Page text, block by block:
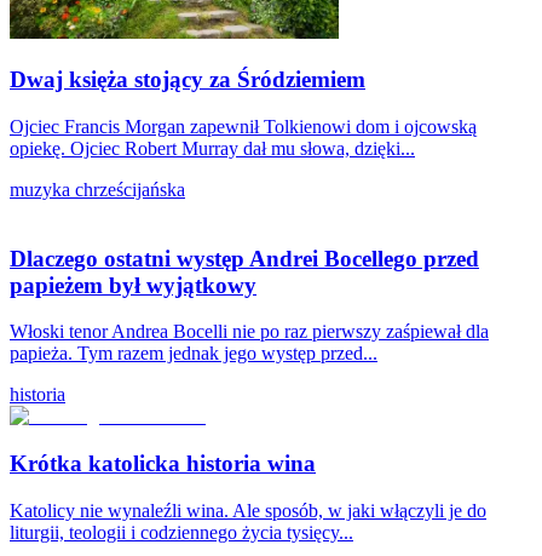
Dwaj księża stojący za Śródziemiem
Ojciec Francis Morgan zapewnił Tolkienowi dom i ojcowską
opiekę. Ojciec Robert Murray dał mu słowa, dzięki...
muzyka chrześcijańska
Dlaczego ostatni występ Andrei Bocellego przed
papieżem był wyjątkowy
Włoski tenor Andrea Bocelli nie po raz pierwszy zaśpiewał dla
papieża. Tym razem jednak jego występ przed...
historia
Krótka katolicka historia wina
Katolicy nie wynaleźli wina. Ale sposób, w jaki włączyli je do
liturgii, teologii i codziennego życia tysięcy...